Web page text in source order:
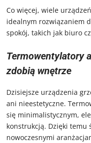
Co więcej, wiele
idealnym rozwiązaniem
spokój, takich jak biuro
Termowentylatory
zdobią wnętrze
Dzisiejsze urządzenia
ani nieestetyczne.
się minimalistycznym,
konstrukcją. Dzięki temu
nowoczesnymi